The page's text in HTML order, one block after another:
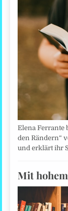
Elena Ferrante
den Rändern“
und erklärt ihr
Mit